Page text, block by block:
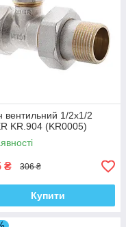
вентильний 1/2x1/2
KR.904 (KR0005)
₴ 306 ₴
Купити